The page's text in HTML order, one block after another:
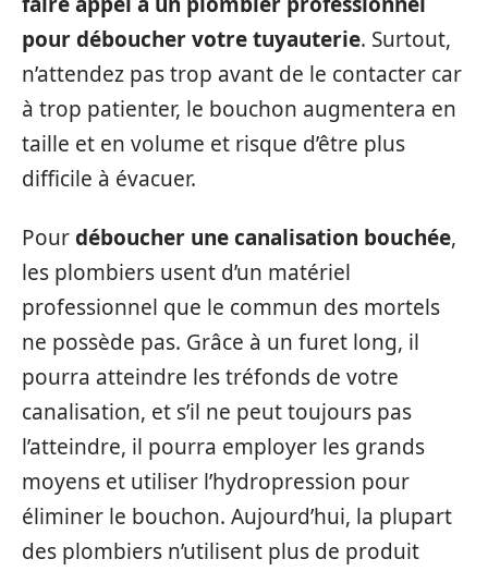
pour déboucher votre tuyauterie. Surtout,
n’attendez pas trop avant de le contacter car
à trop patienter, le bouchon augmentera en
taille et en volume et risque d’être plus
difficile à évacuer.
Pourdéboucher une canalisation bouchée,
les plombiers usent d’un matériel
professionnel que le commun des mortels
ne possède pas. Grâce à un furet long, il
pourra atteindre les tréfonds de votre
canalisation, et s’il ne peut toujours pas
l’atteindre, il pourra employer les grands
moyens et utiliser l’hydropression pour
éliminer le bouchon. Aujourd’hui, la plupart
des plombiers n’utilisent plus de produit